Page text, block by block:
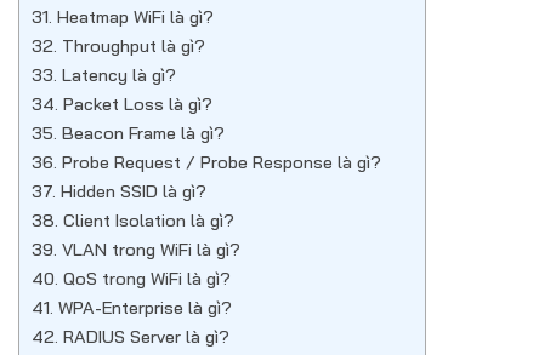
31. Heatmap WiFi là gì?
32. Throughput là gì?
33. Latency là gì?
34. Packet Loss là gì?
35. Beacon Frame là gì?
36. Probe Request / Probe Response là gì?
37. Hidden SSID là gì?
38. Client Isolation là gì?
39. VLAN trong WiFi là gì?
40. QoS trong WiFi là gì?
41. WPA-Enterprise là gì?
42. RADIUS Server là gì?